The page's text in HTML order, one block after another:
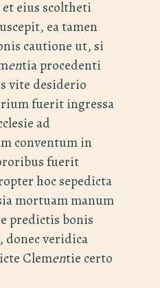
et eius scoltheti
ea tamen
cautione ut, si
entia procedenti
vite desiderio
fuerit ingressa
ad
conventum in
fuerit
hoc sepedicta
mortuam manum
predictis bonis
donec veridica
Clementie certo